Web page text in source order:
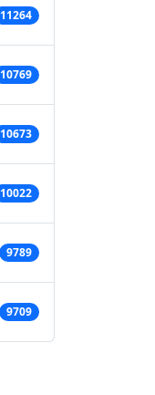
11264
10769
10673
10022
9789
9709